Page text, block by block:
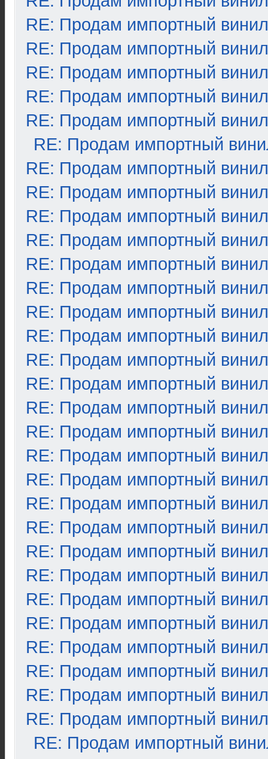
RE: Продам импортный винил
RE: Продам импортный винил
RE: Продам импортный винил
RE: Продам импортный винил
RE: Продам импортный винил
RE: Продам импортный
RE: Продам импортный винил
RE: Продам импортный винил
RE: Продам импортный винил
RE: Продам импортный винил
RE: Продам импортный винил
RE: Продам импортный винил
RE: Продам импортный винил
RE: Продам импортный винил
RE: Продам импортный винил
RE: Продам импортный винил
RE: Продам импортный винил
RE: Продам импортный винил
RE: Продам импортный винил
RE: Продам импортный винил
RE: Продам импортный винил
RE: Продам импортный винил
RE: Продам импортный винил
RE: Продам импортный винил
RE: Продам импортный винил
RE: Продам импортный винил
RE: Продам импортный винил
RE: Продам импортный винил
RE: Продам импортный винил
RE: Продам импортный винил
RE: Продам импортный